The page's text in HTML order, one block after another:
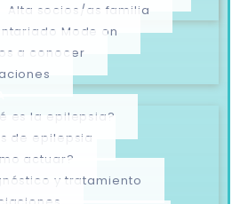
Alta socios/as familia
Mode on
a conocer
es la epilepsia?
de epilepsia
actuar?
y tratamiento